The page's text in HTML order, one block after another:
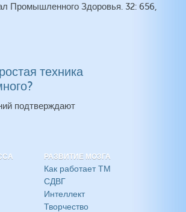
Промышленного Здоровья. 32: 656,
техника
подтверждают
РАЗВИТИЕ МОЗГА
Как работает ТМ
СДВГ
Интеллект
Творчество